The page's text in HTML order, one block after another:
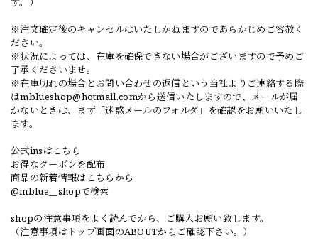
※注文確定後のキャンセルはいたしかねますのであらかじめご容赦く
ださい。
※状況によっては、在庫を確保できない場合がございますので予めご
了承くださいませ。
※在庫切れの場合とお問い合わせの返信という当社よりご連絡する際
はmblueshop@hotmail.comから送信いたしますので、メールが届
かないときは、まず「迷惑メールのフォルダ」を確認をお願いいたし
ます。
公式insはこちら
お得なクーポンを配布
商品の新着情報はこちらから
@mblue__shopで検索
shopの注意事項をよく読んでから、ご購入お願い致します。
（注意事項はトップ画面のABOUTからご確認下さい。）